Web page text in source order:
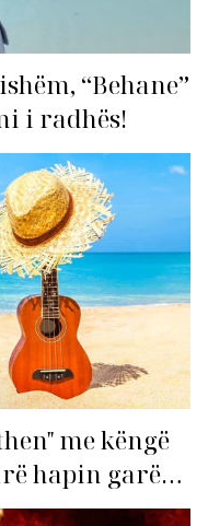
“Behane”
i radhës!
me këngë
hapin garën